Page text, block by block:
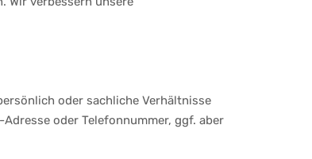
oder sachliche Verhältnisse
oder Telefonnummer, ggf. aber